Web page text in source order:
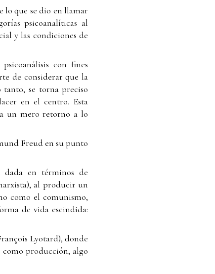
lo que se dio en llamar
psicoanalíticas al
y las condiciones de
con fines
de considerar que la
se torna preciso
en el centro. Esta
un mero retorno a lo
Freud en su punto
dada en términos de
al producir un
como el comunismo,
de vida escindida:
Lyotard), donde
como producción, algo